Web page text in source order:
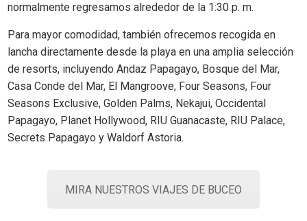
normalmente regresamos alrededor de la 1:30 p. m.
Para mayor comodidad, también ofrecemos recogida en
lancha directamente desde la playa en una amplia selección
de resorts, incluyendo Andaz Papagayo, Bosque del Mar,
Casa Conde del Mar, El Mangroove, Four Seasons, Four
Seasons Exclusive, Golden Palms, Nekajui, Occidental
Papagayo, Planet Hollywood, RIU Guanacaste, RIU Palace,
Secrets Papagayo y Waldorf Astoria.
MIRA NUESTROS VIAJES DE BUCEO